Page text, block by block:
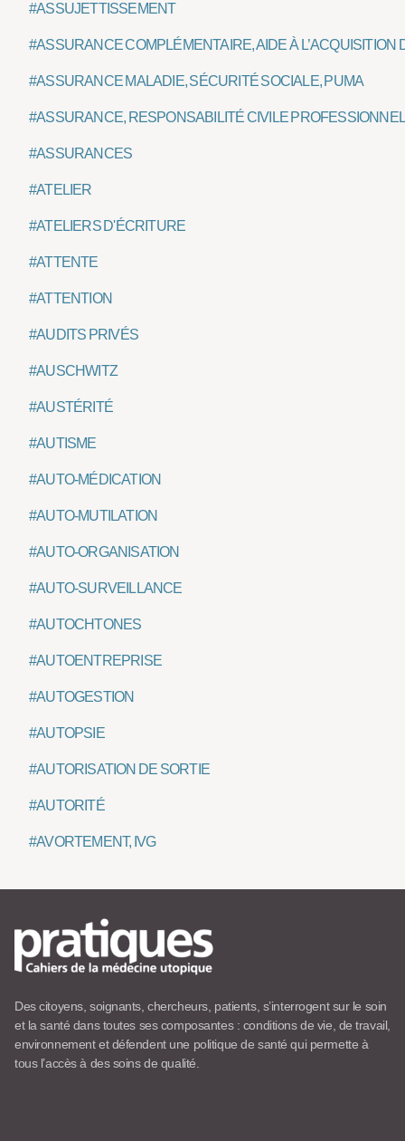
#ASSUJETTISSEMENT
#ASSURANCE COMPLÉMENTAIRE, AIDE À L’ACQUISITION
#ASSURANCE MALADIE, SÉCURITÉ SOCIALE, PUMA
#ASSURANCE, RESPONSABILITÉ CIVILE
#ASSURANCES
#ATELIER
#ATELIERS D'ÉCRITURE
#ATTENTE
#ATTENTION
#AUDITS PRIVÉS
#AUSCHWITZ
#AUSTÉRITÉ
#AUTISME
#AUTO-MÉDICATION
#AUTO-MUTILATION
#AUTO-ORGANISATION
#AUTO-SURVEILLANCE
#AUTOCHTONES
#AUTOENTREPRISE
#AUTOGESTION
#AUTOPSIE
#AUTORISATION DE SORTIE
#AUTORITÉ
#AVORTEMENT, IVG
Des citoyens, soignants, chercheurs, patients, s’interrogent sur le soin
et la santé dans toutes ses composantes : conditions de vie, de travail,
environnement et défendent une politique de santé qui permette à
tous l’accès à des soins de qualité.